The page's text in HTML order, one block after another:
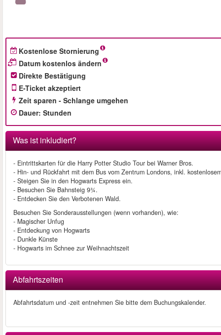
Kostenlose Stornierung
Datum kostenlos ändern
Direkte Bestätigung
E-Ticket akzeptiert
Zeit sparen - Schlange umgehen
Dauer: Stunden
Was ist inkludiert?
- Eintrittskarten für die Harry Potter Studio Tour bei Warner Bros.
- Hin- und Rückfahrt mit dem Bus vom Zentrum Londons, inkl.
- Steigen Sie in den Hogwarts Express ein.
- Besuchen Sie Bahnsteig 9¾.
- Entdecken Sie den Verbotenen Wald.
Besuchen Sie Sonderausstellungen (wenn vorhanden), wie:
- Magischer Unfug
- Entdeckung von Hogwarts
- Dunkle Künste
- Hogwarts im Schnee zur Weihnachtszeit
Abfahrtszeiten
Abfahrtsdatum und -zeit entnehmen Sie bitte dem Buchungskalender.